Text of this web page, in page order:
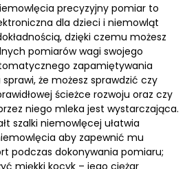
precyzyjny pomiar to
dla dzieci i niemowląt
dzięki czemu możesz
pomiarów wagi swojego
zapamiętywania
że możesz sprawdzić czy
ścieżce rozwoju oraz czy
niego mleka jest wystarczająca.
szalki niemowlęcej ułatwia
aby zapewnić mu
podczas dokonywania pomiaru;
miękki kocyk – jego ciężar